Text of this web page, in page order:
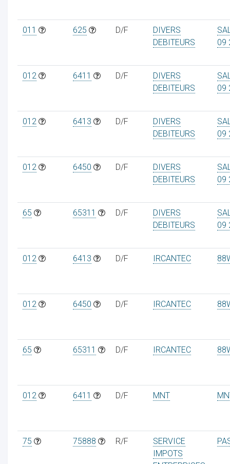
011 625 D/F
DIVERS
DEBITEURS
09
012 6411 D/F
DIVERS
DEBITEURS
09
012 6413 D/F
DIVERS
DEBITEURS
09
012 6450 D/F
DIVERS
DEBITEURS
09
65 65311 D/F
DIVERS
DEBITEURS
09
012 6413 D/F IRCANTEC
012 6450 D/F IRCANTEC
65 65311 D/F IRCANTEC
012 6411 D/F MNT
75 75888 R/F
SERVICE
IMPOTS